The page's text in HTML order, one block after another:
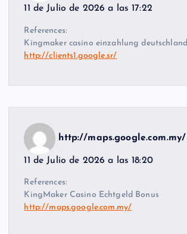
11 de Julio de 2026 a las 17:22
References:
Kingmaker casino einzahlung deutschland
http://clients1.google.sr/
http://maps.google.com.my/
11 de Julio de 2026 a las 18:20
References:
KingMaker Casino Echtgeld Bonus
http://maps.google.com.my/